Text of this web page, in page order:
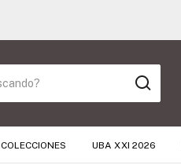
COLECCIONES UBA XXI 2026